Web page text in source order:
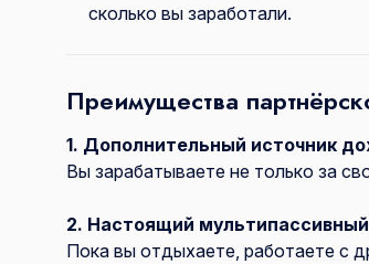
сколько вы заработали.
Преимущества
1. Дополнительный источник
Вы зарабатываете не только за
2. Настоящий
Пока вы отдыхаете, работаете с